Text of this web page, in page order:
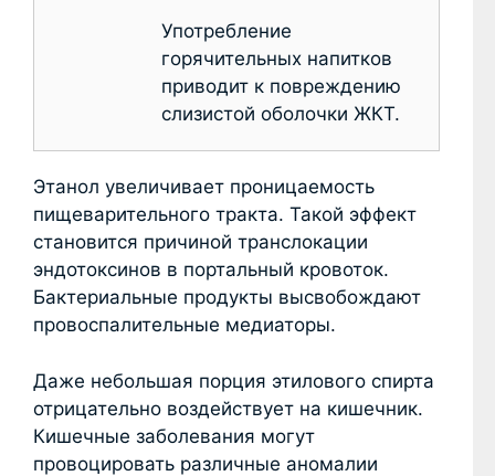
Употребление
горячительных напитков
приводит к повреждению
слизистой оболочки ЖКТ.
Этанол увеличивает проницаемость
пищеварительного тракта. Такой эффект
становится причиной транслокации
эндотоксинов в портальный кровоток.
Бактериальные продукты высвобождают
провоспалительные медиаторы.
Даже небольшая порция этилового спирта
отрицательно воздействует на кишечник.
Кишечные заболевания могут
провоцировать различные аномалии